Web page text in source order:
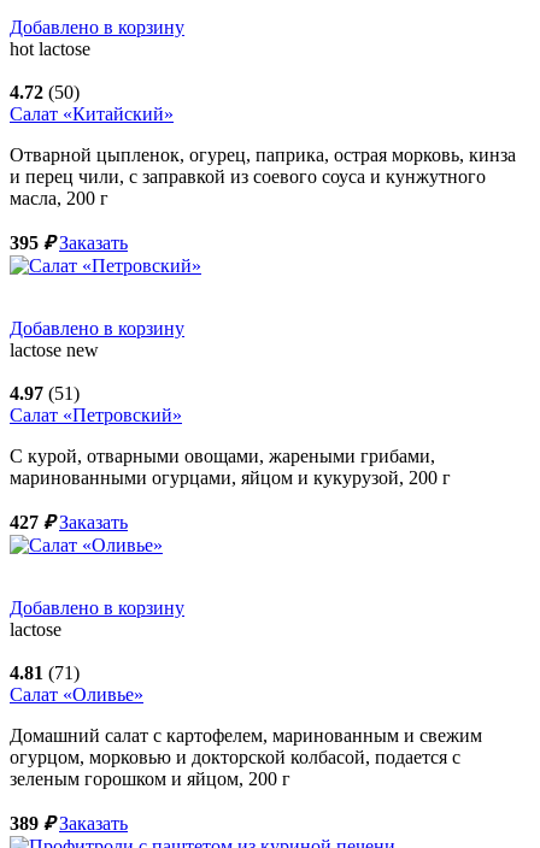
Добавлено в корзину
hot lactose
4.72 (50)
Салат «Китайский»
Отварной цыпленок, огурец, паприка, острая морковь, кинза
и перец чили, с заправкой из соевого соуса и кунжутного
масла, 200 г
395 ₽ Заказать
Добавлено в корзину
lactose new
4.97 (51)
Салат «Петровский»
С курой, отварными овощами, жареными грибами,
маринованными огурцами, яйцом и кукурузой, 200 г
427 ₽ Заказать
Добавлено в корзину
lactose
4.81 (71)
Салат «Оливье»
Домашний салат с картофелем, маринованным и свежим
огурцом, морковью и докторской колбасой, подается с
зеленым горошком и яйцом, 200 г
389 ₽ Заказать